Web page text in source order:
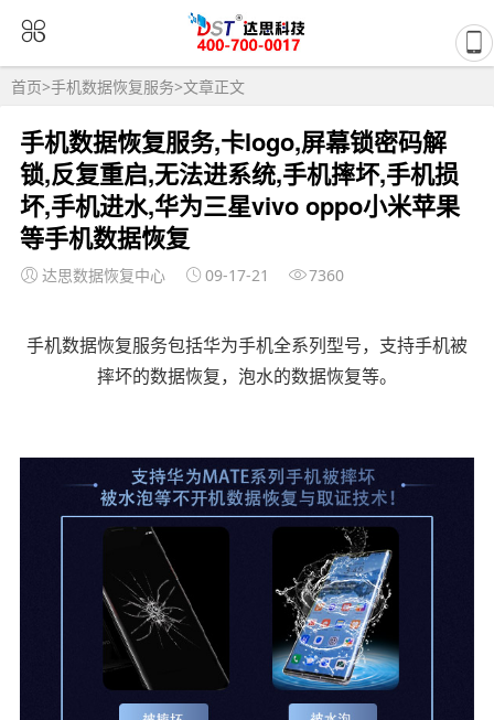
首页>手机数据恢复服务>文章正文
手机数据恢复服务,卡logo,屏幕锁密码解
锁,反复重启,无法进系统,手机摔坏,手机损
坏,手机进水,华为三星vivo oppo小米苹果
等手机数据恢复
达思数据恢复中心 09-17-21 7360
手机数据恢复服务包括华为手机全系列型号，支持手机被
摔坏的数据恢复，泡水的数据恢复等。